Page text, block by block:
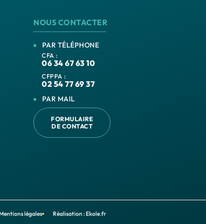
NOUS CONTACTER
PAR TÉLÉPHONE
CFA :
06 34 67 63 10
CFPPA :
02 54 77 69 37
PAR MAIL
FORMULAIRE
DE CONTACT
légales Réalisation : Ekole.fr